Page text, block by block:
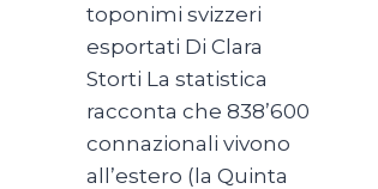
toponimi svizzeri
esportati Di Clara
Storti La statistica
racconta che 838’600
connazionali vivono
all’estero (la Quinta